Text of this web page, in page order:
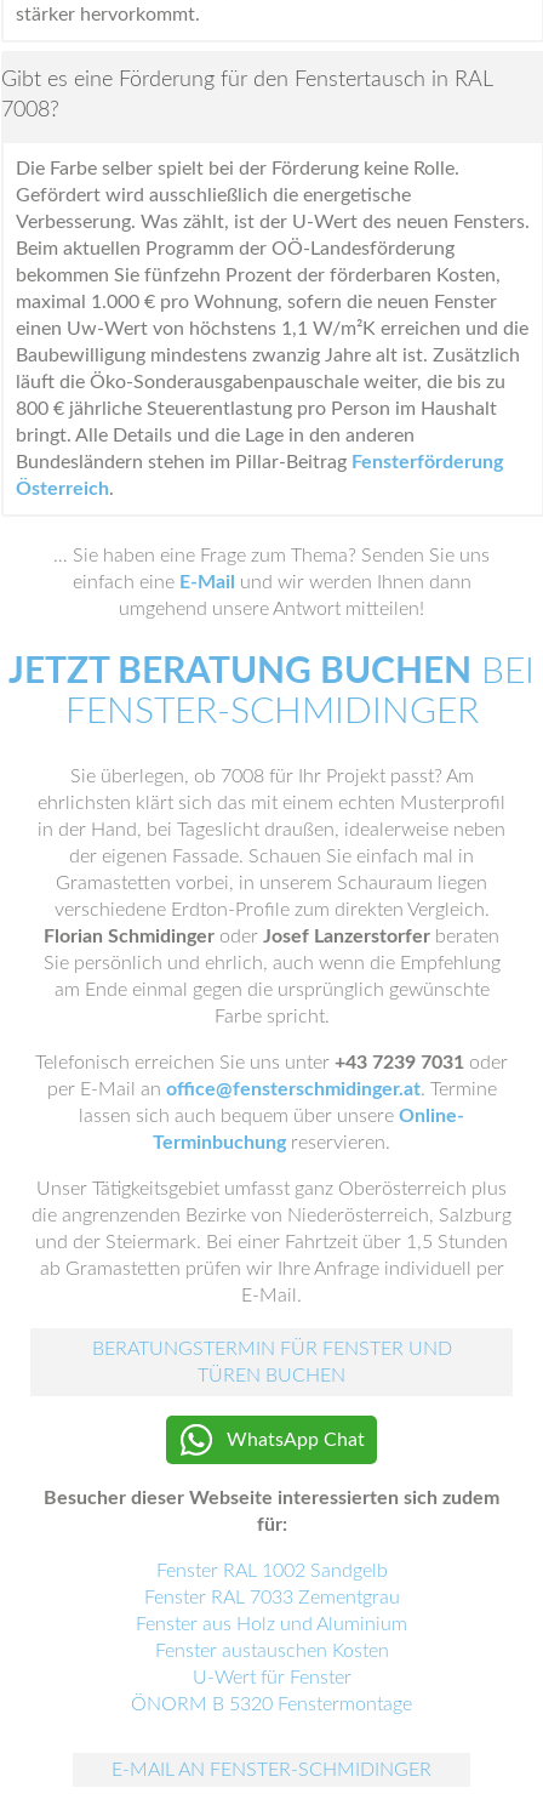
stärker hervorkommt.
Gibt es eine Förderung für den Fenstertausch in RAL
7008?
Die Farbe selber spielt bei der Förderung keine Rolle.
Gefördert wird ausschließlich die energetische
Verbesserung. Was zählt, ist der U-Wert des neuen Fensters.
Beim aktuellen Programm der OÖ-Landesförderung
bekommen Sie fünfzehn Prozent der förderbaren Kosten,
maximal 1.000 € pro Wohnung, sofern die neuen Fenster
einen Uw-Wert von höchstens 1,1 W/m²K erreichen und die
Baubewilligung mindestens zwanzig Jahre alt ist. Zusätzlich
läuft die Öko-Sonderausgabenpauschale weiter, die bis zu
800 € jährliche Steuerentlastung pro Person im Haushalt
bringt. Alle Details und die Lage in den anderen
Bundesländern stehen im Pillar-Beitrag Fensterförderung
Österreich.
… Sie haben eine Frage zum Thema? Senden Sie uns
einfach eine E-Mail
und wir werden Ihnen dann
umgehend unsere Antwort mitteilen!
JETZT BERATUNG BUCHEN BEI
FENSTER-SCHMIDINGER
Sie überlegen, ob 7008 für Ihr Projekt passt? Am
ehrlichsten klärt sich das mit einem echten Musterprofil
in der Hand, bei Tageslicht draußen, idealerweise neben
der eigenen Fassade. Schauen Sie einfach mal in
Gramastetten vorbei, in unserem Schauraum liegen
verschiedene Erdton-Profile zum direkten Vergleich.
Florian Schmidinger oder Josef Lanzerstorfer beraten
Sie persönlich und ehrlich, auch wenn die Empfehlung
am Ende einmal gegen die ursprünglich gewünschte
Farbe spricht.
Telefonisch erreichen Sie uns unter +43 7239 7031 oder
per E-Mail an office@fensterschmidinger.at. Termine
lassen sich auch bequem über unsere Online-
Terminbuchungreservieren.
Unser Tätigkeitsgebiet umfasst ganz Oberösterreich plus
die angrenzenden Bezirke von Niederösterreich, Salzburg
und der Steiermark. Bei einer Fahrtzeit über 1,5 Stunden
ab Gramastetten prüfen wir Ihre Anfrage individuell per
E-Mail.
BERATUNGSTERMIN FÜR FENSTER UND
TÜREN BUCHEN
WhatsApp Chat
Besucher dieser Webseite interessierten sich zudem
für:
Fenster RAL 1002 Sandgelb
Fenster RAL 7033 Zementgrau
Fenster aus Holz und Aluminium
Fenster austauschen Kosten
U-Wert für Fenster
ÖNORM B 5320 Fenstermontage
E-MAIL AN FENSTER-SCHMIDINGER